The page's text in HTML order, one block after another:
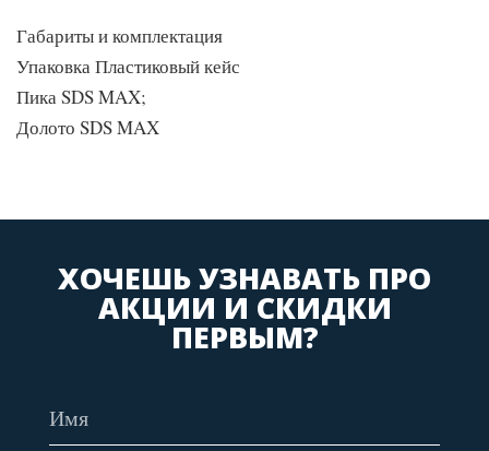
Габариты и комплектация
Упаковка Пластиковый кейс
Пика SDS MAX;
Долото SDS MAX
ХОЧЕШЬ УЗНАВАТЬ ПРО
АКЦИИ И СКИДКИ
ПЕРВЫМ?